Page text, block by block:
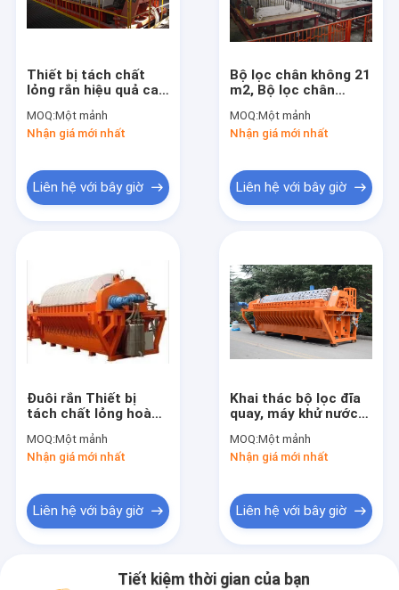
Thiết bị tách chất
lỏng rắn hiệu quả cao
lọc
MOQ:Một mảnh
Nhận giá mới nhất
Liên hệ với bây giờ
Bộ lọc chân không 21
m2, Bộ lọc chân
lọc chân không tốt
Bánh lọc tốt
MOQ:Một mảnh
Nhận giá mới nhất
Liên hệ với bây giờ
Đuôi rắn Thiết bị
tách chất lỏng hoàn
thống điều khiển điện
MOQ:Một mảnh
Nhận giá mới nhất
Liên hệ với bây giờ
Khai thác bộ lọc đĩa
quay, máy khử nước
môi trường
MOQ:Một mảnh
Nhận giá mới nhất
Liên hệ với bây giờ
Tiết kiệm thời gian của bạn